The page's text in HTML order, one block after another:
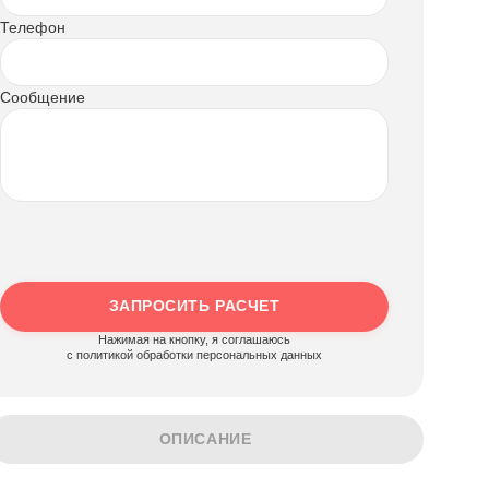
Телефон
Сообщение
ЗАПРОСИТЬ РАСЧЕТ
Нажимая на кнопку, я соглашаюсь
c политикой обработки персональных данных
ОПИСАНИЕ